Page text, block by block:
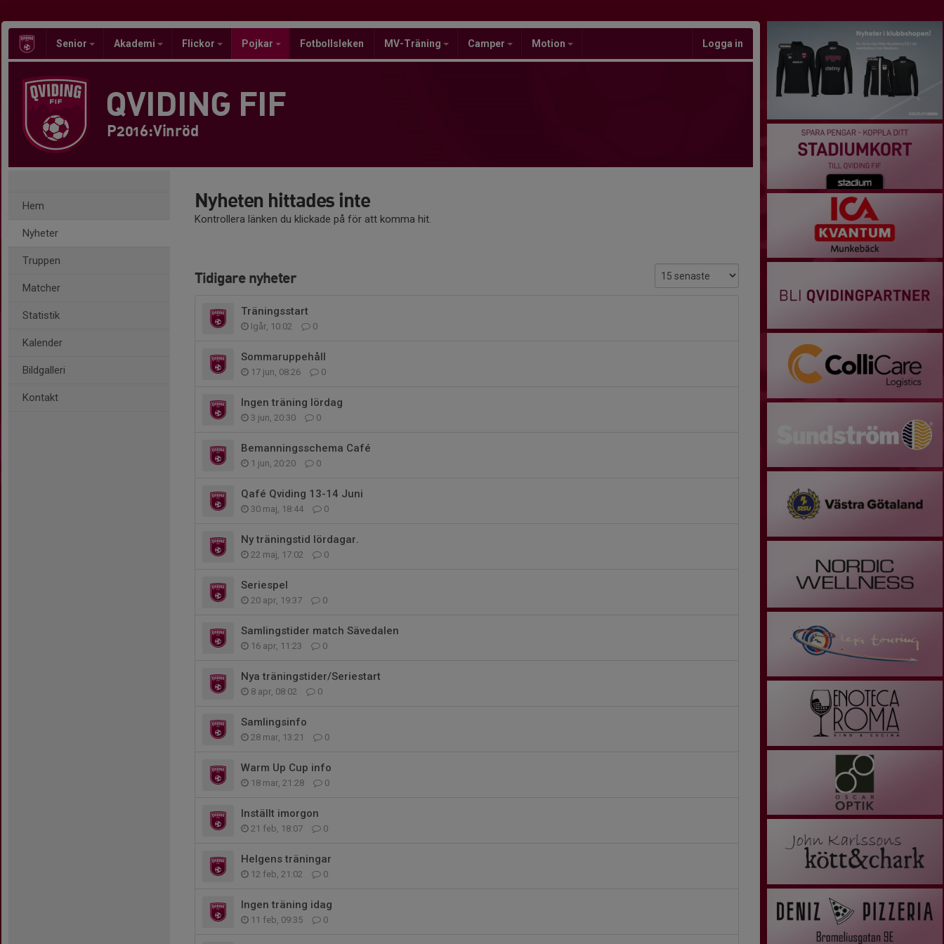
Senior Akademi Flickor Pojkar Fotbollsleken MV-Träning Camper Motion Logga in
QVIDING FIF
P2016:Vinröd
Hem
Nyheter
Truppen
Matcher
Statistik
Kalender
Bildgalleri
Kontakt
Nyheten hittades inte
Kontrollera länken du klickade på för att komma hit.
Tidigare nyheter
Träningsstart
Igår, 10:02 0
Sommaruppehåll
17 jun, 08:26 0
Ingen träning lördag
3 jun, 20:30 0
Bemanningsschema Café
1 jun, 20:20 0
Qafé Qviding 13-14 Juni
30 maj, 18:44 0
Ny träningstid lördagar.
22 maj, 17:02 0
Seriespel
20 apr, 19:37 0
Samlingstider match Sävedalen
16 apr, 11:23 0
Nya träningstider/Seriestart
8 apr, 08:02 0
Samlingsinfo
28 mar, 13:21 0
Warm Up Cup info
18 mar, 21:28 0
Inställt imorgon
21 feb, 18:07 0
Helgens träningar
12 feb, 21:02 0
Ingen träning idag
11 feb, 09:35 0